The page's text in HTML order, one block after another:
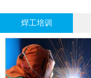
焊工培训